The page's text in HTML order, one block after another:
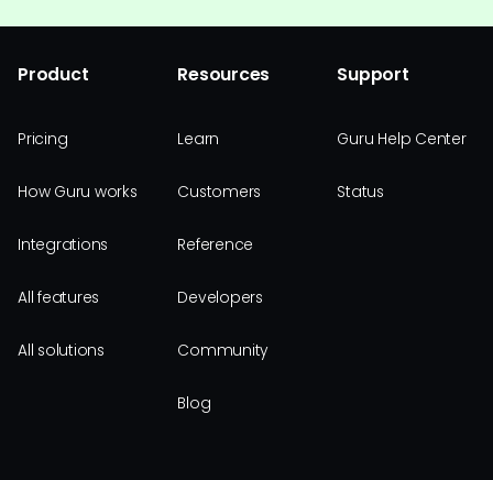
Product
Pricing
How Guru works
Integrations
All features
All solutions
Resources
Learn
Customers
Reference
Developers
Community
Blog
Support
Guru Help Center
Status